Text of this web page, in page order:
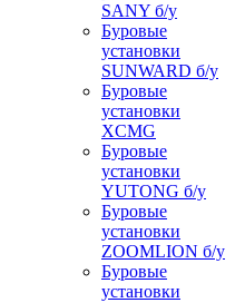
SANY б/у
Буровые
установки
SUNWARD б/у
Буровые
установки
XCMG
Буровые
установки
YUTONG б/у
Буровые
установки
ZOOMLION б/у
Буровые
установки